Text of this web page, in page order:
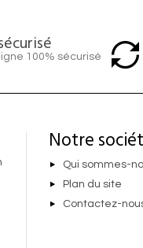
100% sécurisé
Notre
Qui sommes-
Plan du site
Contactez-